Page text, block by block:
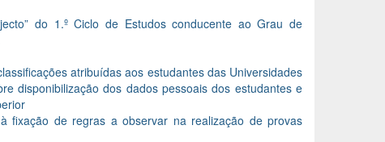
do 1.º Ciclo de Estudos conducente ao Grau de
atribuídas aos estudantes das Universidades
disponibilização dos dados pessoais dos estudantes e
fixação de regras a observar na realização de provas